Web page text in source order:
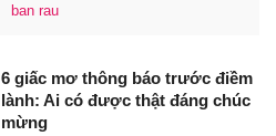
ban rau
6 giấc mơ thông báo trước điềm
lành: Ai có được thật đáng chúc
mừng